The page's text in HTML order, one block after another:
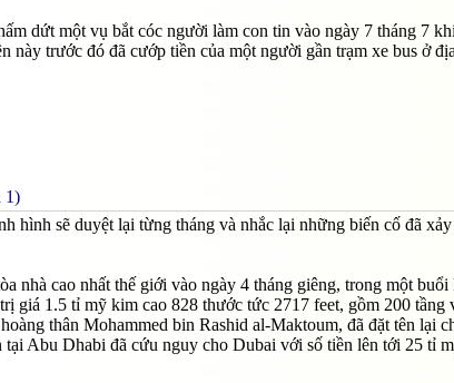
dứt một vụ bắt cóc người làm con tin vào ngày 7 tháng 7
này trước đó đã cướp tiền của một người gần trạm xe bus ở
1)
sẽ duyệt lại từng tháng và nhắc lại những biến cố đã
nhà cao nhất thế giới vào ngày 4 tháng giêng, trong một
giá 1.5 tỉ mỹ kim cao 828 thước tức 2717 feet, gồm 200
thân Mohammed bin Rashid al-Maktoum, đã đặt tên lại
Abu Dhabi đã cứu nguy cho Dubai với số tiền lên tới 25 tỉ